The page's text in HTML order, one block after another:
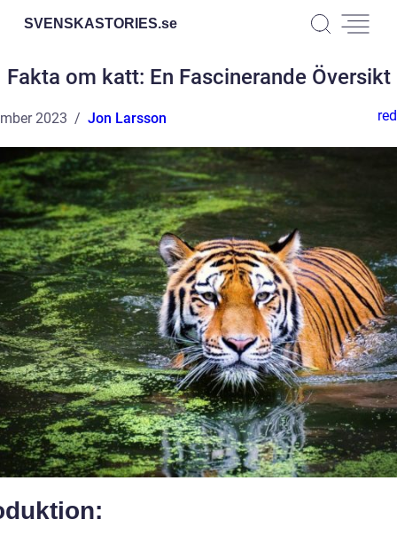
SVENSKASTORIES.se
Fakta om katt: En Fascinerande Översikt
2023 Jon Larsson